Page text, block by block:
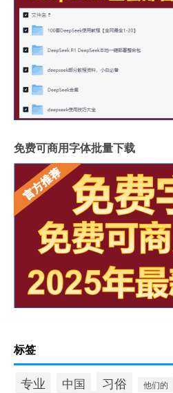
免费可商用字体批量下载
标签
专业 中国 习俗 他们的